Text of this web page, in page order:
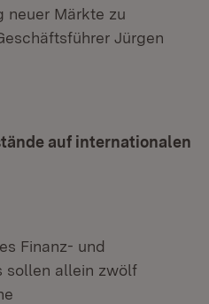
neuer Märkte zu
Jürgen
auf internationalen
Finanz- und
sollen allein zwölf